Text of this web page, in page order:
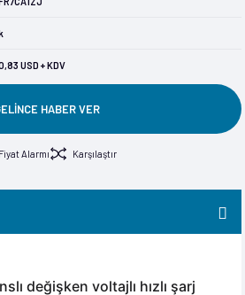
USD + KDV
HABER VER
Fiyat Alarmı Karşılaştır
değişken voltajlı hızlı şarj